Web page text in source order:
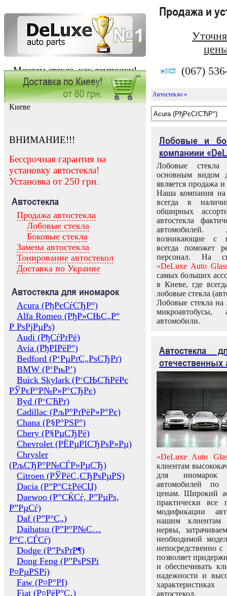
Меняем стекла, как лампочки!
Продажа и
(067)
Заказать установку автостекла в
Киеве
ВНИМАНИЕ!!!
Бессрочная гарантия на
установку автостекла!
Установка от 250 грн.
Автостекла
Продажа автостекла
Лобовые стекла
Боковые стекла
Замена автостекла
Тонирование автостекол
Доставка по Украине
Автостекла для иномарок
Acura (РђРєСѓСЂР°)
Alfa Romeo (РђР»СЊС„Р°
Р РѕРјРµРѕ)
Audi (РђСѓРґРё)
Avia (РђРІРёР°)
Bedford (Р‘РµРґС„РѕСЂРґ)
BMW (Р‘РњР’)
Buick Skylark (Р‘СЊСЋРёРє
РЎРєР°Р№Р»Р°СЂРє)
Byd (Р‘СЋРґ)
Cadillac (РљР°РґРёР»Р°Рє)
Chana (Р§Р°РЅР°)
Chery (Р§РµСЂРё)
Chevrolet (РЁРµРІСЂРѕР»Рµ)
Chrysler
(РљСЂР°Р№СЃР»РµСЂ)
Citroen (РЎРёС‚СЂРѕРµРЅ)
Dacia (Р”Р°С‡РёСЏ)
Daewoo (Р”СЌСѓ, Р”РµРѕ,
Р”РµСѓ)
Daf (Р”Р°С„)
Daihatsu (Р”Р°Р№С…
Р°С‚СЃСѓ)
Dodge (Р”РѕРґР¶)
Dong Feng (Р”РѕРЅРі
Р¤РµРЅРі)
Faw (Р¤Р°РІ)
Fiat (Р¤РёР°С‚)
Автостекло »
Лобовые и
компаниии
Лобовые
основным видом
является продажа и
Наша компания на
всегда в
обширных
автостекла
возникающие с
всегда поможет
персонал. На
«DeLuxe Auto
самых больших
в Киеве, где
лобовые стекла
Лобовые стекла на
микроавтобусы,
автомобили.
Автостекла
отечественных
«DeLuxe Auto
клиентам
для иномарок
автомобилей
ценам. Широкий
практически все
модификации
нашим клиентам
нервы,
необходимой
непосредственно
позволяет
и обеспечивать
надежности и
автостекол.